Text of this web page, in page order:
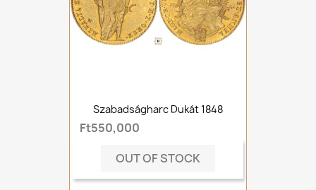
Szabadságharc Dukát 1848
Ft550,000
OUT OF STOCK